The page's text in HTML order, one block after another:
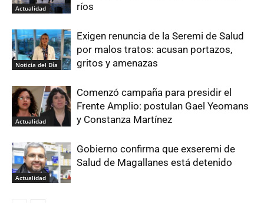
Actualidad
ríos
Noticia del Día
Exigen renuncia de la Seremi de Salud
por malos tratos: acusan portazos,
gritos y amenazas
Actualidad
Comenzó campaña para presidir el
Frente Amplio: postulan Gael Yeomans
y Constanza Martínez
Actualidad
Gobierno confirma que exseremi de
Salud de Magallanes está detenido